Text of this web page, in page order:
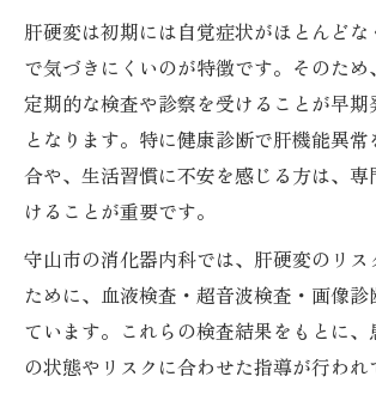
肝硬変は初期には自覚症状がほとんどな
で気づきにくいのが特徴です。そのた
定期的な検査や診察を受けることが早
となります。特に健康診断で肝機能異
合や、生活習慣に不安を感じる方は、専
けることが重要です。
守山市の消化器内科では、肝硬変のリス
ために、血液検査・超音波検査・画像診
ています。これらの検査結果をもとに、
の状態やリスクに合わせた指導が行われ